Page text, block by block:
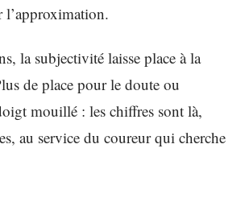
l’approximation.
la subjectivité laisse place à la
de place pour le doute ou
mouillé : les chiffres sont là,
au service du coureur qui cherche